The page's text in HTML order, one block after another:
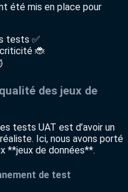
été mis en place pour
tests ✅
🐞
des jeux de
tests UAT est d’avoir un
Ici, nous avons porté
**jeux de données**.
de test